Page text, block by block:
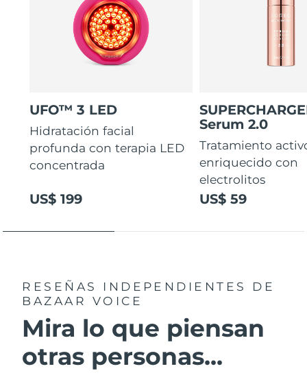
UFO™ 3 LED
Hidratación facial
profunda con terapia LED
concentrada
US$ 199
Serum 2.0
Tratamiento
enriquecido con
electrolitos
US$ 59
RESEÑAS INDEPENDIENTES
DE
BAZAAR VOICE
Mira lo que piensan
otras personas...